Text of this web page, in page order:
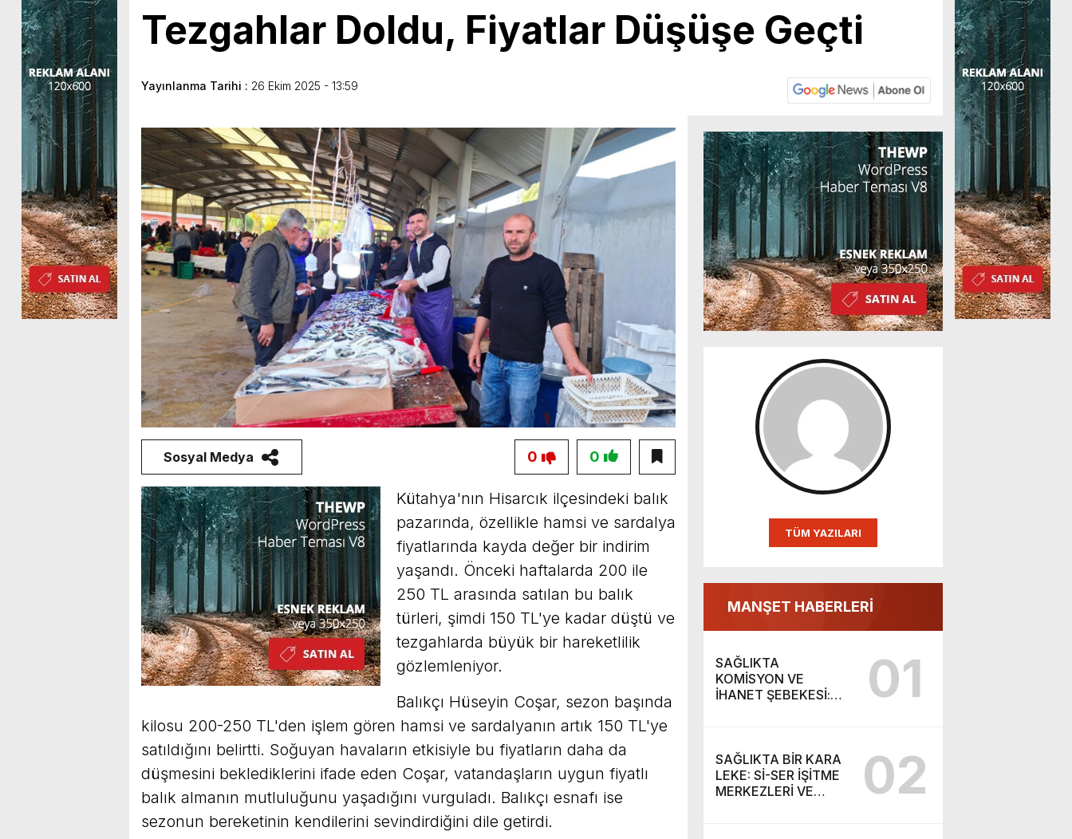
Tezgahlar Doldu, Fiyatlar Düşüşe Geçti
Yayınlanma Tarihi : 26 Ekim 2025 - 13:59
TÜM YAZILARI
MANŞET HABERLERİ
SAĞLIKTA
KOMİSYON VE
İHANET ŞEBEKESİ:
VURGUNU!
01
SAĞLIKTA BİR KARA
LEKE: Sİ-SER İŞİTME
MERKEZLERİ VE
02
Sosyal Medya 0
0
Kütahya'nın Hisarcık ilçesindeki balık
pazarında, özellikle hamsi ve sardalya
fiyatlarında kayda değer bir indirim
yaşandı. Önceki haftalarda 200 ile
250 TL arasında satılan bu balık
türleri, şimdi 150 TL'ye kadar düştü ve
tezgahlarda büyük bir hareketlilik
gözlemleniyor.
Balıkçı Hüseyin Coşar, sezon başında
kilosu 200-250 TL'den işlem gören hamsi ve sardalyanın artık 150 TL'ye
satıldığını belirtti. Soğuyan havaların etkisiyle bu fiyatların daha da
düşmesini beklediklerini ifade eden Coşar, vatandaşların uygun fiyatlı
balık almanın mutluluğunu yaşadığını vurguladı. Balıkçı esnafı ise
sezonun bereketinin kendilerini sevindirdiğini dile getirdi.